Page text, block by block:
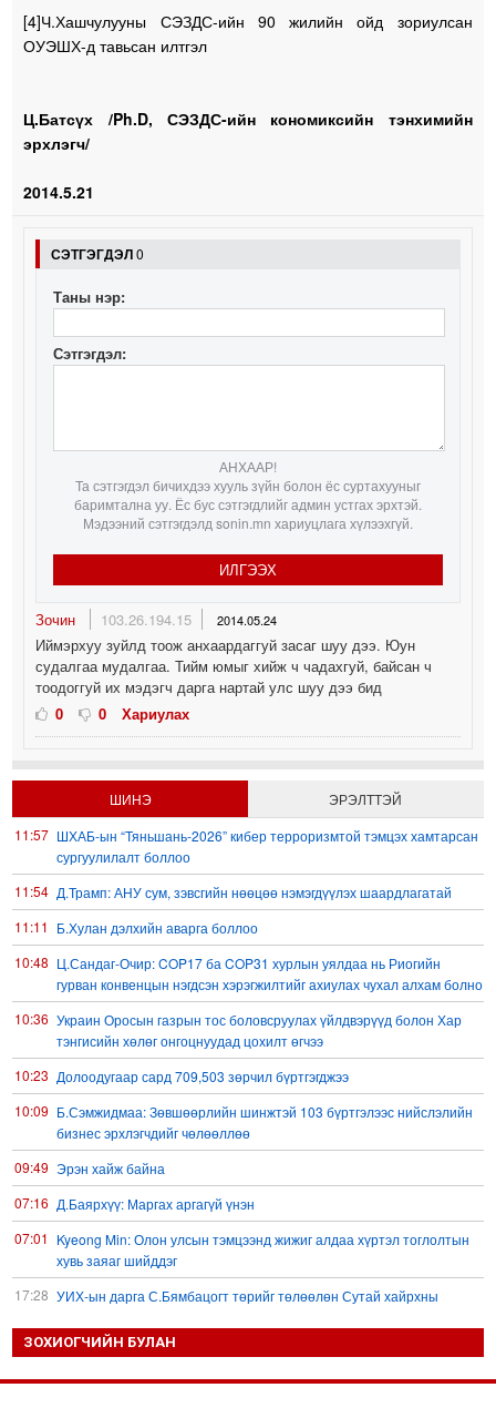
[4]Ч.Хашчулууны СЭЗДС-ийн 90 жилийн ойд зориулсан
ОУЭШХ-д тавьсан илтгэл
Ц.Батсүх /Ph.D, СЭЗДС-ийн кономиксийн тэнхимийн
эрхлэгч/
2014.5.21
СЭТГЭГДЭЛ0
Таны нэр:
Сэтгэгдэл:
АНХААР!
Та сэтгэгдэл бичихдээ хууль зүйн болон ёс суртахууныг
баримтална уу. Ёс бус сэтгэгдлийг админ устгах эрхтэй.
Мэдээний сэтгэгдэлд sonin.mn хариуцлага хүлээхгүй.
ИЛГЭЭХ
Зочин 103.26.194.15 2014.05.24
Иймэрхуу зуйлд тоож анхаардаггуй засаг шуу дээ. Юун
судалгаа мудалгаа. Тийм юмыг хийж ч чадахгуй, байсан ч
тоодоггуй их мэдэгч дарга нартай улс шуу дээ бид
0
0 Хариулах
ШИНЭ
ЭРЭЛТТЭЙ
11:57 ШХАБ-ын “Тяньшань-2026” кибер терроризмтой тэмцэх хамтарсан
сургуулилалт боллоо
11:54 Д.Трамп: АНУ сум, зэвсгийн нөөцөө нэмэгдүүлэх шаардлагатай
11:11 Б.Хулан дэлхийн аварга боллоо
10:48 Ц.Сандаг-Очир: COP17 ба COP31 хурлын уялдаа нь Риогийн
гурван конвенцын нэгдсэн хэрэгжилтийг ахиулах чухал алхам болно
10:36 Украин Оросын газрын тос боловсруулах үйлдвэрүүд болон Хар
тэнгисийн хөлөг онгоцнуудад цохилт өгчээ
10:23 Долоодугаар сард 709,503 зөрчил бүртгэгджээ
10:09 Б.Сэмжидмаа: Зөвшөөрлийн шинжтэй 103 бүртгэлээс нийслэлийн
бизнес эрхлэгчдийг чөлөөллөө
09:49 Эрэн хайж байна
07:16 Д.Баярхүү: Маргах аргагүй үнэн
07:01 Kyeong Min: Олон улсын тэмцээнд жижиг алдаа хүртэл тоглолтын
хувь заяаг шийддэг
17:28 УИХ-ын дарга С.Бямбацогт төрийг төлөөлөн Сутай хайрхны
15:45 “Хотын дарга сонсож байна” 150150 тусгай дугаарыг наймдугаар
ЗОХИОГЧИЙН БУЛАН